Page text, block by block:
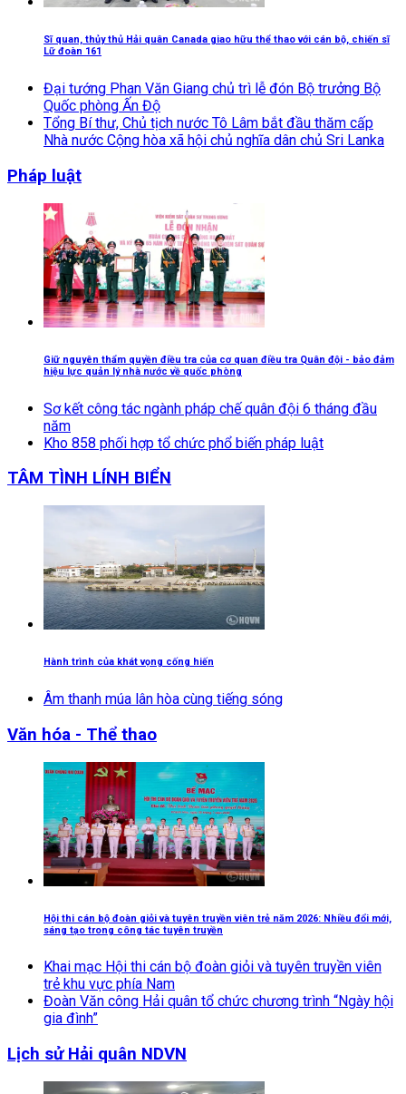
Sĩ quan, thủy thủ Hải quân Canada giao hữu thể thao với cán bộ, chiến sĩ
Lữ đoàn 161
Đại tướng Phan Văn Giang chủ trì lễ đón Bộ trưởng Bộ
Quốc phòng Ấn Độ
Tổng Bí thư, Chủ tịch nước Tô Lâm bắt đầu thăm cấp
Nhà nước Cộng hòa xã hội chủ nghĩa dân chủ Sri Lanka
Pháp luật
Giữ nguyên thẩm quyền điều tra của cơ quan điều tra Quân đội - bảo đảm
hiệu lực quản lý nhà nước về quốc phòng
Sơ kết công tác ngành pháp chế quân đội 6 tháng đầu
năm
Kho 858 phối hợp tổ chức phổ biến pháp luật
TÂM TÌNH LÍNH BIỂN
Hành trình của khát vọng cống hiến
Âm thanh múa lân hòa cùng tiếng sóng
Văn hóa - Thể thao
Hội thi cán bộ đoàn giỏi và tuyên truyền viên trẻ năm 2026: Nhiều đổi mới,
sáng tạo trong công tác tuyên truyền
Khai mạc Hội thi cán bộ đoàn giỏi và tuyên truyền viên
trẻ khu vực phía Nam
Đoàn Văn công Hải quân tổ chức chương trình “Ngày hội
gia đình”
Lịch sử Hải quân NDVN